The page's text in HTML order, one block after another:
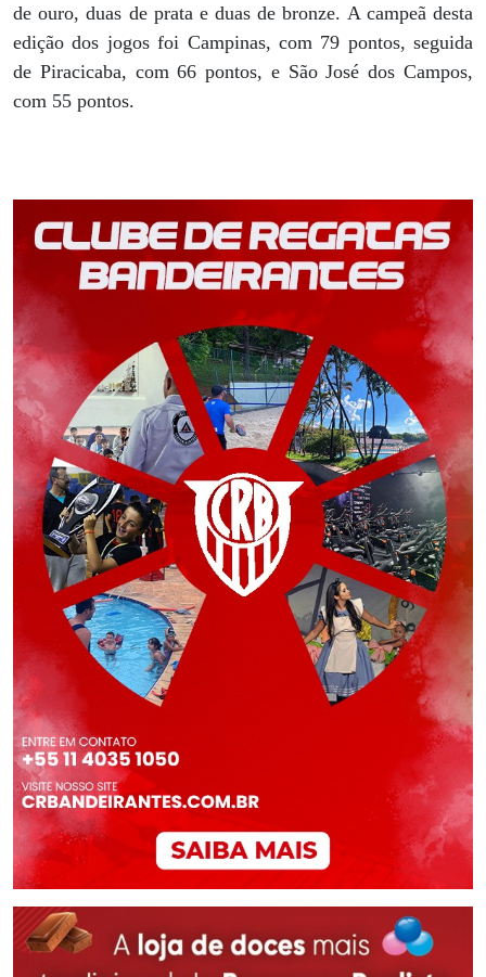
de ouro, duas de prata e duas de bronze. A campeã desta
edição dos jogos foi Campinas, com 79 pontos, seguida
de Piracicaba, com 66 pontos, e São José dos Campos,
com 55 pontos.